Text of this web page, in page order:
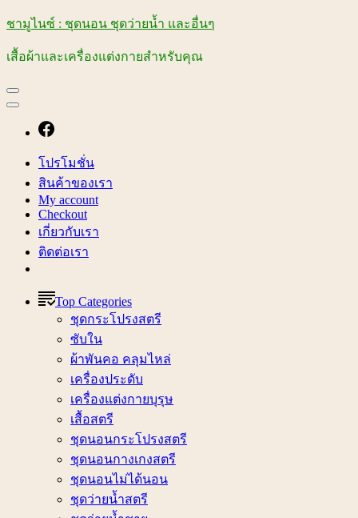
ชามูไนซ์ : ชุดนอน ชุดว่ายน้ำ และอื่นๆ
เสื้อผ้าและเครื่องแต่งกายสำหรับคุณ
โปรโมชั่น
สินค้าของเรา
My account
Checkout
เกี่ยวกับเรา
ติดต่อเรา
Top Categories
ชุดกระโปรงสตรี
ซับใน
ผ้าพันคอ คลุมไหล่
เครื่องประดับ
เครื่องแต่งกายบุรุษ
เสื้อสตรี
ชุดนอนกระโปรงสตรี
ชุดนอนกางเกงสตรี
ชุดนอนไม่ได้นอน
ชุดว่ายน้ำสตรี